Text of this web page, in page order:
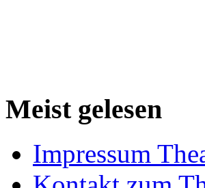
Meist gelesen
Impressum